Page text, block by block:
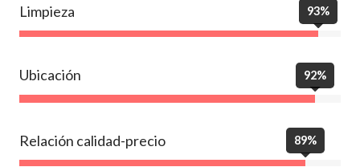
Limpieza 93%
Ubicación 92%
Relación calidad-precio 89%